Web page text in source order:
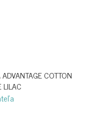
COTTON
LILAC